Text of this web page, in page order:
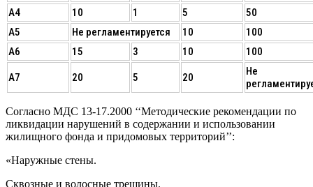
А4
10 1 5
50
А5
Не регламентируется 10
100
А6
15 3 10 100
А7 20 5 20
Не
Согласно МДС 13-17.2000 ‘‘Методические рекомендации по
ликвидации нарушений в содержании и использовании
жилищного фонда и придомовых территорий’’:
«Наружные стены.
Сквозные и волосные трещины.